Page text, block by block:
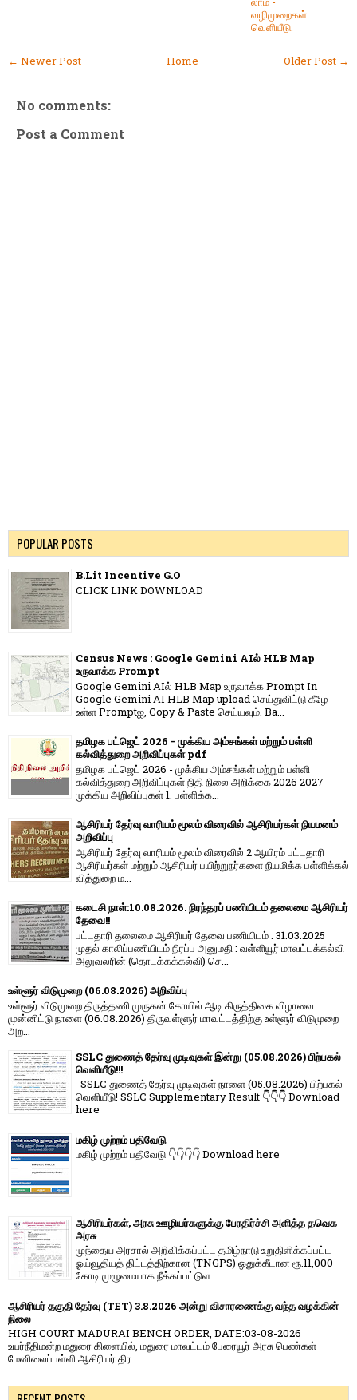
வழிமுறைகள்
வெளியீடு.
← Newer Post Older Post →
Home
No comments:
Post a Comment
POPULAR POSTS
B.Lit Incentive G.O
CLICK LINK DOWNLOAD
Census News : Google Gemini AIல் HLB Map
உருவாக்க Prompt
Google Gemini AIல் HLB Map உருவாக்க Prompt In
Google Gemini AI HLB Map upload செய்துவிட்டு கீழே
உள்ள Promptஐ, Copy & Paste செய்யவும். Ba...
தமிழக பட்ஜெட் 2026 - முக்கிய அம்சங்கள் மற்றும் பள்ளி
கல்வித்துறை அறிவிப்புகள் pdf
தமிழக பட்ஜெட் 2026 - முக்கிய அம்சங்கள் மற்றும் பள்ளி
கல்வித்துறை அறிவிப்புகள் நிதி நிலை அறிக்கை 2026 2027
முக்கிய அறிவிப்புகள் 1. பள்ளிக்க...
ஆசிரியர் தேர்வு வாரியம் மூலம் விரைவில் ஆசிரியர்கள் நியமனம்
அறிவிப்பு
ஆசிரியர் தேர்வு வாரி​யம் மூலம் விரை​வில் 2 ஆயிரம் பட்​ட​தாரி
ஆசிரியர்​கள் மற்​றும் ஆசிரியர் பயிற்றுநர்​களை நியமிக்க பள்​ளிக்​கல்​
வித்​துறை ம...
கடைசி நாள்:10.08.2026. நிரந்தரப் பணியிடம் தலைமை ஆசிரியர்
தேவை!!
பட்டதாரி தலைமை ஆசிரியர் தேவை பணியிடம் : 31.03.2025
முதல் காலிப்பணியிடம் நிரப்ப அனுமதி : வள்ளியூர் மாவட்டக்கல்வி
அலுவலரின் (தொடக்கக்கல்வி) செ...
உள்ளூர் விடுமுறை (06.08.2026) அறிவிப்பு
உள்ளூர் விடுமுறை திருத்தணி முருகன் கோயில் ஆடி கிருத்திகை விழாவை
முன்னிட்டு நாளை (06.08.2026) திருவள்ளூர் மாவட்டத்திற்கு உள்ளூர் விடுமுறை
அற...
SSLC துணைத் தேர்வு முடிவுகள் இன்று (05.08.2026) பிற்பகல்
வெளியீடு!!!
SSLC துணைத் தேர்வு முடிவுகள் நாளை (05.08.2026) பிற்பகல்
வெளியீடு! SSLC Supplementary Result 👇👇👇 Download
here
மகிழ் முற்றம் பதிவேடு
மகிழ் முற்றம் பதிவேடு 👇👇👇👇 Download here
ஆசிரியர்கள், அரசு ஊழியர்களுக்கு பேரதிர்ச்சி அளித்த தவெக
அரசு
முந்தைய அரசால் அறிவிக்கப்பட்ட தமிழ்நாடு உறுதிளிக்கப்பட்ட
ஓய்வூதியத் திட்டத்திற்கான (TNGPS) ஒதுக்கீடான ரூ.11,000
கோடி முழுமையாக நீக்கப்பட்டுள...
ஆசிரியர் தகுதி தேர்வு (TET) 3.8.2026 அன்று விசாரணைக்கு வந்த வழக்கின்
நிலை
HIGH COURT MADURAI BENCH ORDER, DATE:03-08-2026
உயர்நீதிமன்ற மதுரை கிளையில், மதுரை மாவட்டம் பேரையூர் அரசு பெண்கள்
மேனிலைப்பள்ளி ஆசிரியர் திர...